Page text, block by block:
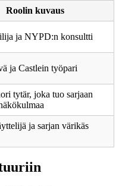
Roolin kuvaus
ja NYPD:n konsultti
ja Castlein työpari
tytär, joka tuo sarjaan
ja sarjan värikäs